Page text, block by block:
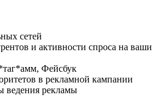
сетей
и активности спроса на ваши
Фейсбук
в рекламной кампании
ведения рекламы